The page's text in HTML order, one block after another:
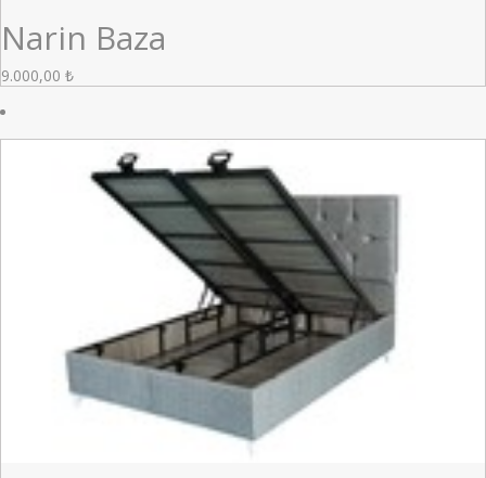
Narin Baza
9.000,00 ₺